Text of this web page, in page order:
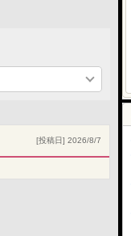
[投稿日] 2026/8/7